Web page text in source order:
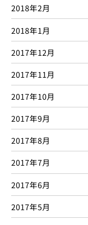
2015年1月
2014年12月
2014年11月
2014年10月
2014年9月
2014年8月
2014年7月
2014年3月
2014年2月
2013年10月